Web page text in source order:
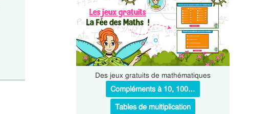
Des jeux gratuits de mathématiques
Compléments à 10, 100…
Tables de multiplication